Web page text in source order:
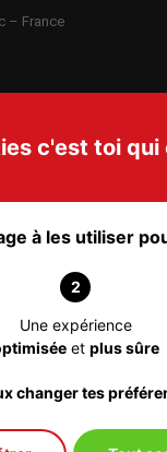
– France
éthique
interdit de
du
sans
des
publications ne
légitimes
de formation
préavis à des
pour
relatives à une
-
c'est toi qui
à les utiliser
2
Une expérience
et plus sûre
changer tes